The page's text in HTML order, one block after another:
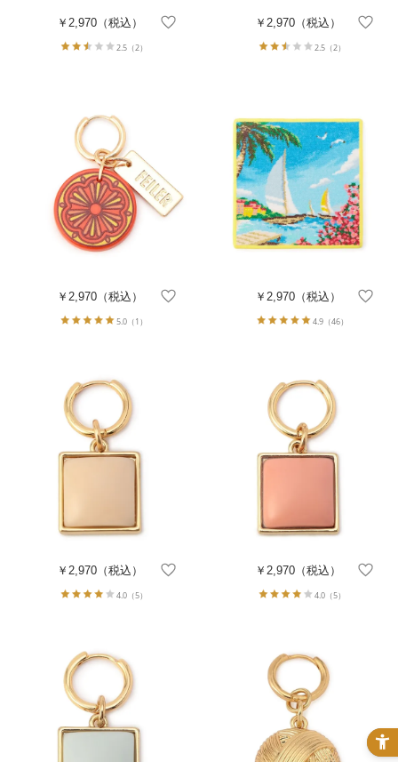
￥2,970 （税込）
2.5 （2）
￥2,970（税込）
2.5（2）
￥2,970 （税込）
5.0 （1）
￥2,970（税込）
4.9（46）
￥2,970 （税込）
4.0 （5）
￥2,970（税込）
4.0（5）